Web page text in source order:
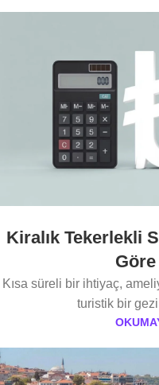
Kiralık Tekerlekli
Kısa süreli bir ihtiyaç,
turistik bir